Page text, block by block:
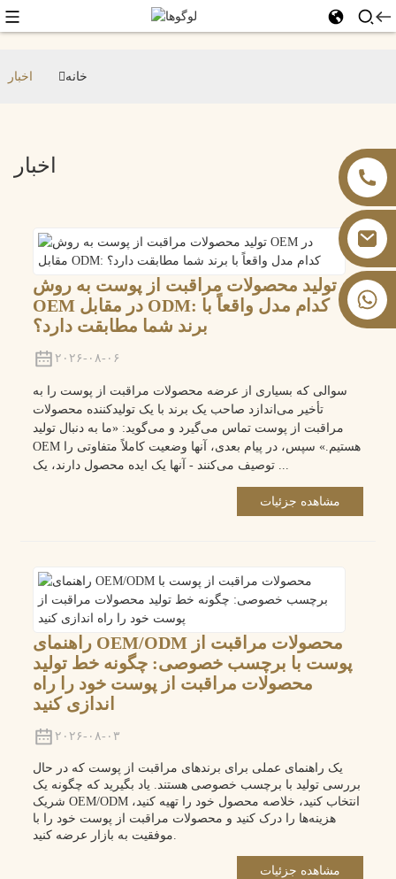
‎+۸۶ ۱۳۸۲۶۰۵۹۹۰۲‎
خانه اخبار
اخبار
تولید محصولات مراقبت از پوست به روش
OEM در مقابل ODM: کدام مدل واقعاً با
برند شما مطابقت دارد؟
۲۰۲۶-۰۸-۰۶
سوالی که بسیاری از عرضه محصولات مراقبت از پوست را به
تأخیر می‌اندازد صاحب یک برند با یک تولیدکننده محصولات
مراقبت از پوست تماس می‌گیرد و می‌گوید: «ما به دنبال تولید
OEM هستیم.» سپس، در پیام بعدی، آنها وضعیت کاملاً متفاوتی را
توصیف می‌کنند - آنها یک ایده محصول دارند، یک ...
مشاهده جزئیات
راهنمای OEM/ODM محصولات مراقبت از
پوست با برچسب خصوصی: چگونه خط تولید
محصولات مراقبت از پوست خود را راه
اندازی کنید
۲۰۲۶-۰۸-۰۳
یک راهنمای عملی برای برندهای مراقبت از پوست که در حال
بررسی تولید با برچسب خصوصی هستند. یاد بگیرید که چگونه یک
شریک OEM/ODM انتخاب کنید، خلاصه محصول خود را تهیه کنید،
هزینه‌ها را درک کنید و محصولات مراقبت از پوست خود را با
مشاهده جزئیات